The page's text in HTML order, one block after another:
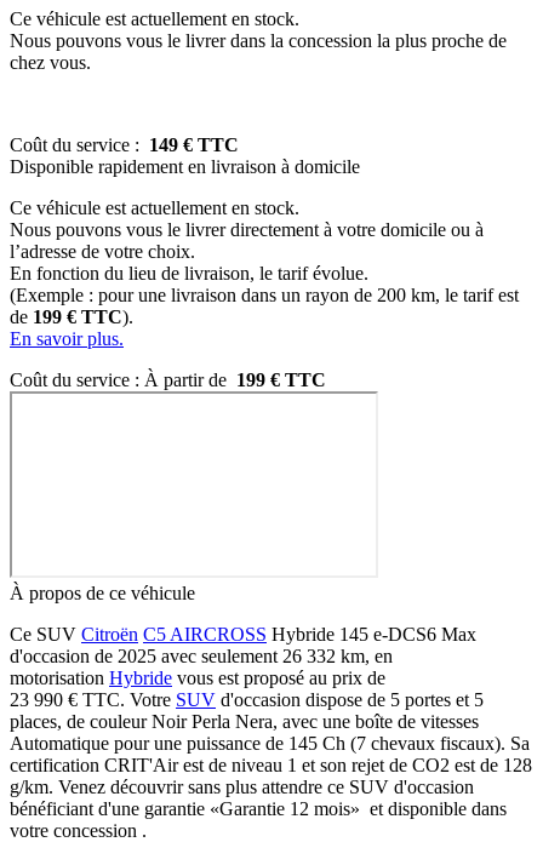
Ce véhicule est actuellement en stock.
Nous pouvons vous le livrer dans la concession la plus proche de
chez vous.
Coût du service : 149 € TTC
Disponible rapidement en livraison à domicile
Ce véhicule est actuellement en stock.
Nous pouvons vous le livrer directement à votre domicile ou à
l’adresse de votre choix.
En fonction du lieu de livraison, le tarif évolue.
(Exemple : pour une livraison dans un rayon de 200 km, le tarif est
de 199 € TTC).
En savoir plus.
Coût du service : À partir de 199 € TTC
À propos de ce véhicule
Ce SUV Citroën C5 AIRCROSS Hybride 145 e-DCS6 Max
d'occasion de 2025 avec seulement 26 332 km, en
motorisation Hybride vous est proposé au prix de
23 990 € TTC. Votre SUV d'occasion dispose de 5 portes et 5
places, de couleur Noir Perla Nera, avec une boîte de vitesses
Automatique pour une puissance de 145 Ch (7 chevaux fiscaux). Sa
certification CRIT'Air est de niveau 1 et son rejet de CO2 est de 128
g/km. Venez découvrir sans plus attendre ce SUV d'occasion
bénéficiant d'une garantie «Garantie 12 mois» et disponible dans
votre concession .